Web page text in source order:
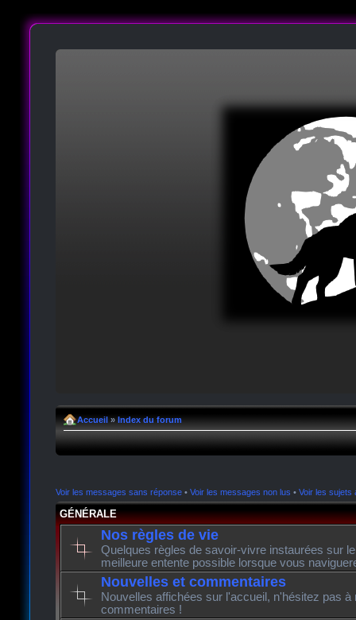
Accueil » Index du forum
Voir les messages sans réponse • Voir les messages non lus • Voir les sujets
GÉNÉRALE
Nos règles de vie
Quelques règles de savoir-vivre instaurées sur
meilleure entente possible lorsque vous
Nouvelles et commentaires
Nouvelles affichées sur l'accueil, n'hésitez pas à
commentaires !